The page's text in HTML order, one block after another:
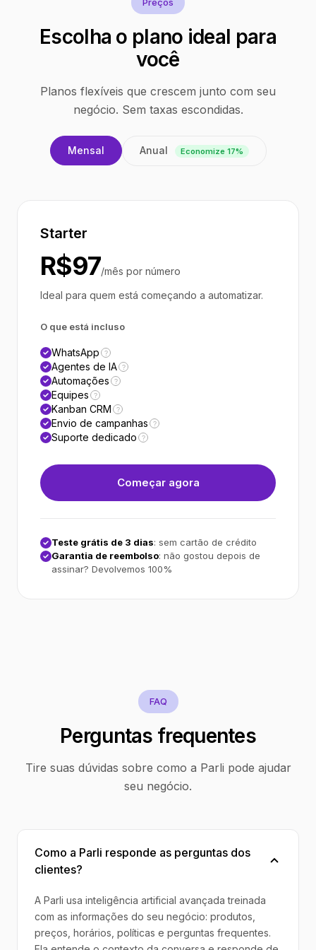
Escolha o plano ideal para
você
Planos flexíveis que crescem junto com seu
negócio. Sem taxas escondidas.
Mensal Anual Economize 17%
Starter
R$97/mês por número
Ideal para quem está começando a automatizar.
O que está incluso
WhatsApp ?
Agentes de IA ?
Automações ?
Equipes ?
Kanban CRM ?
Envio de campanhas ?
Suporte dedicado ?
Começar agora
Teste grátis de 3 dias: sem cartão de crédito
Garantia de reembolso: não gostou depois de
assinar? Devolvemos 100%
FAQ
Perguntas frequentes
Tire suas dúvidas sobre como a Parli pode ajudar
seu negócio.
Como a Parli responde as perguntas dos
clientes?
A Parli usa inteligência artificial avançada treinada
com as informações do seu negócio: produtos,
preços, horários, políticas e perguntas frequentes.